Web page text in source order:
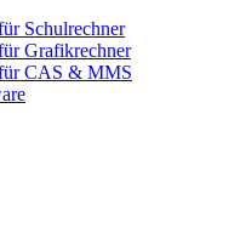
Schulrechner
Grafikrechner
CAS & MMS